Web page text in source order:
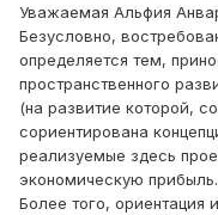
Уважаемая Альфия
Безусловно,
определяется тем,
пространственного
(на развитие которой,
сориентирована
реализуемые здесь
экономическую
Более того, ориентация